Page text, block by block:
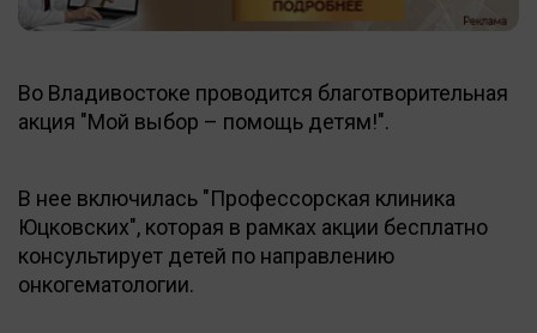
Во Владивостоке проводится благотворительная
акция "Мой выбор – помощь детям!".
В нее включилась "Профессорская клиника
Юцковских", которая в рамках акции бесплатно
консультирует детей по направлению
онкогематологии.